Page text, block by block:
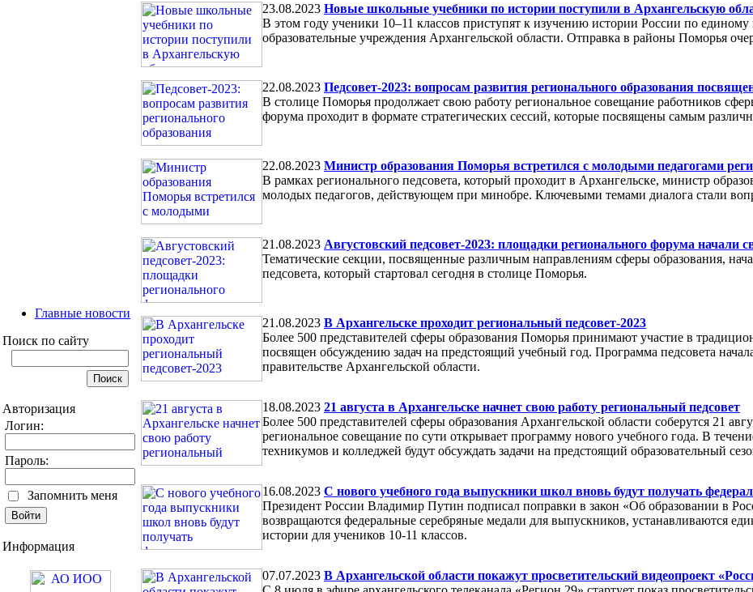
Главные новости
Поиск по сайту
Авторизация
Логин:
Пароль:
Запомнить меня
Информация
23.08.2023 Новые школьные учебники по истории поступили в Архангельскую
В этом году ученики 10–11 классов приступят к изучению истории России по единому
образовательные учреждения Архангельской области. Отправка в районы Поморья
22.08.2023 Педсовет-2023: вопросам развития регионального образования
В столице Поморья продолжает свою работу региональное совещание работников
форума проходит в формате стратегических сессий, которые посвящены самым
22.08.2023 Министр образования Поморья встретился с молодыми педагогами
В рамках регионального педсовета, который проходит в Архангельске, министр
молодых педагогов, действующем при минобре. Ключевыми темами диалога стали
21.08.2023 Августовский педсовет-2023: площадки регионального форума начали
Тематические секции, посвященные различным направлениям сферы образования,
педсовета, который стартовал сегодня в столице Поморья.
21.08.2023 В Архангельске проходит региональный педсовет-2023
Более 500 представителей сферы образования Поморья принимают участие в
посвящен обсуждению задач на предстоящий учебный год. Программа педсовета
правительстве Архангельской области.
18.08.2023 21 августа в Архангельске начнет свою работу региональный педсовет
Более 500 представителей сферы образования Архангельской области соберутся 21
региональное совещание по сути открывает программу нового учебного года. В
техникумов и колледжей будут обсуждать задачи на предстоящий образовательный
16.08.2023 С нового учебного года выпускники школ вновь будут получать
Президент России Владимир Путин подписал поправки в закон «Об образовании в
возвращаются федеральные серебряные медали для выпускников, устанавливаются
истории для учеников 10-11 классов.
07.07.2023 В Архангельской области покажут просветительский видеопроект